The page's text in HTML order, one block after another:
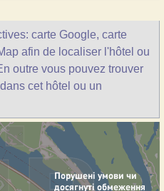
carte Google, carte
afin de localiser l'hôtel ou
outre vous pouvez trouver
cet hôtel ou un